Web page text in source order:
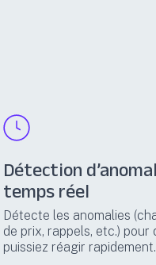
Détection
temps réel
Détecte les anomalies
de prix, rappels, etc.) pour
puissiez réagir rapidement.